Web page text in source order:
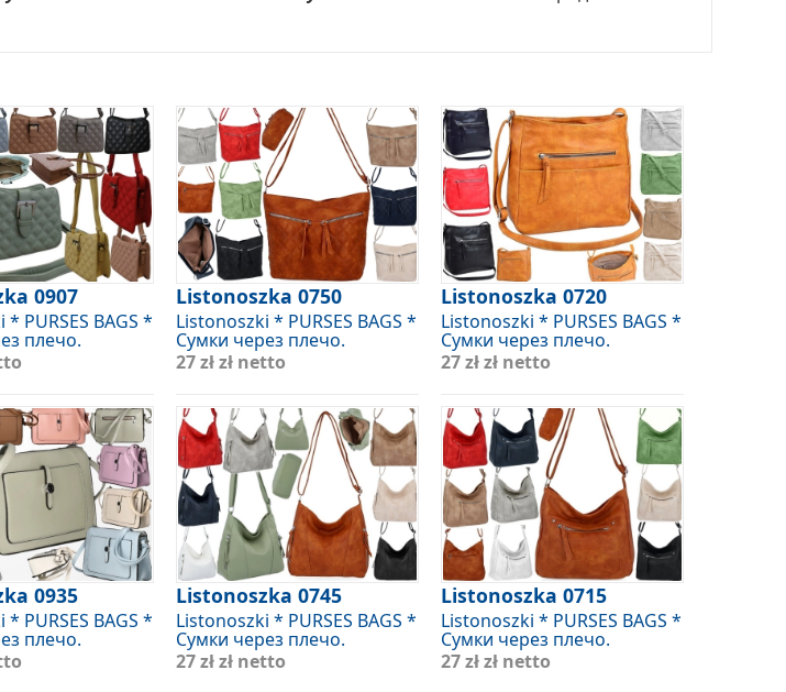
0907
PURSES BAGS *
плечо.
0935
PURSES BAGS *
плечо.
Listonoszka 0750
Listonoszki * PURSES BAGS *
Сумки через плечо.
27 złzł netto
Listonoszka 0745
Listonoszki * PURSES BAGS *
Сумки через плечо.
27 złzł netto
Listonoszka 0720
Listonoszki * PURSES BAGS *
Сумки через плечо.
27 złzł netto
Listonoszka 0715
Listonoszki * PURSES BAGS *
Сумки через плечо.
27 złzł netto